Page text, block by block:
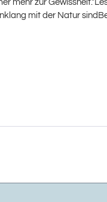
mehr zur
mit der Natur